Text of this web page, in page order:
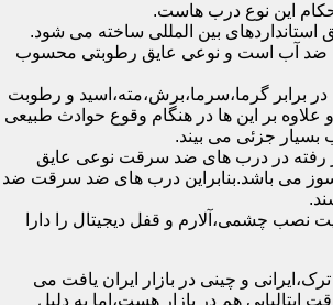
این نوع درب هاست.
استانداردهای بین المللی ساخته می شود.
آب است و نوعی عایق رطوبتی محسوب
گرما،سرما،برش،مته،اسید و رطوبت
علاوه بر این ها در هنگام وقوع حوادث طبیعی
بسیار جزئی می بیند.
رفته در درب های ضد سرقت نوعی عایق
می باشد.بنابراین درب های ضد سرقت ضد
نصب چشمی،آلارم و قفل دیجیتال را دارا
و چینی در بازار ایران یافت می
ایتالیایی هم در بازار هست،اما به دلیل